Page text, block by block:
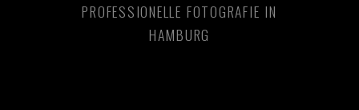
PROFESSIONELLE FOTOGRAFIE IN
HAMBURG